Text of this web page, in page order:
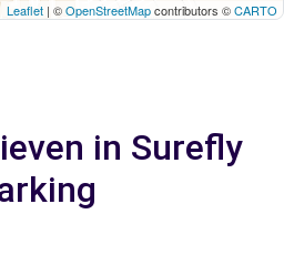
Leaflet | ©OpenStreetMapcontributors ©CARTO
in Surefly